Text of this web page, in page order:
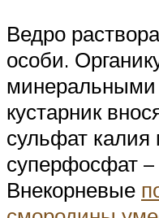
Ведро
особи.
кустарник
сульфат калия
суперфосфат –
Внекорневые